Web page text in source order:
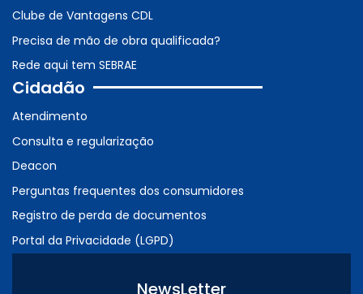
Clube de Vantagens CDL
Precisa de mão de obra qualificada?
Rede aqui tem SEBRAE
Cidadão
Atendimento
Consulta e regularização
Deacon
Perguntas frequentes dos consumidores
Registro de perda de documentos
Portal da Privacidade (LGPD)
NewsLetter